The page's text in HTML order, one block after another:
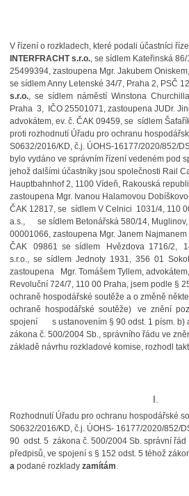
V řízení o rozkladech, které podali účastníci
INTERFRACHT s.r.o., se sídlem Kateřinská
25499394, zastoupena Mgr. Jakubem
se sídlem Anny Letenské 34/7, Praha 2, PSČ
s.r.o., se sídlem náměstí Winstona
Praha 3, IČO 25501071, zastoupena JUDr.
advokátem, ev. č. ČAK 09459, se sídlem
proti rozhodnutí Úřadu pro ochranu
S0632/2016/KD, č.j. ÚOHS-16177/2020/852/
bylo vydáno ve správním řízení vedeném pod
jehož dalšími účastníky jsou společnosti Rail
Hauptbahnhof 2, 1100 Vídeň, Rakouská
zastoupena Mgr. Ivanou Halamovou
ČAK 12817, se sídlem V Celnici 1031/4, 110
a.s., se sídlem Betonářská 580/14, Muglinov,
00001066, zastoupena Mgr. Janem
ČAK 09861 se sídlem Hvězdova 1716/2,
s.r.o., se sídlem Jednoty 1931, 356 01
zastoupena Mgr. Tomášem Tyllem,
Revoluční 724/7, 110 00 Praha, jsem podle §
ochraně hospodářské soutěže a o změně
ochraně hospodářské soutěže) ve znění
spojení s ustanovením § 90 odst. 1 písm. b)
zákona č. 500/2004 Sb., správního řádu ve
základě návrhu rozkladové komise, rozhodl
I.
Rozhodnutí Úřadu pro ochranu hospodářské
S0632/2016/KD, č.j. ÚOHS- 16177/2020/852/
90 odst. 5 zákona č. 500/2004 Sb. správní
předpisů, ve spojení s § 152 odst. 5 téhož
apodané rozklady zamítám.